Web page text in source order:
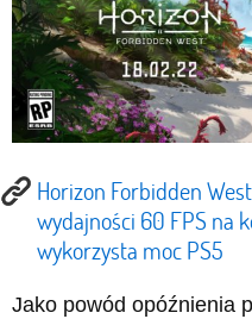
Horizon Forbidden
wydajności 60 FPS na
wykorzysta moc PS5
Jako powód opóźnienia